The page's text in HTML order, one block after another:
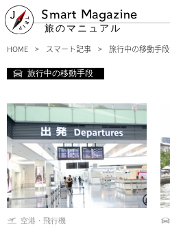
Smart Magazine
旅のマニュアル
HOME スマート記事 旅行中の移動手段
旅行中の移動手段
空港・飛行機